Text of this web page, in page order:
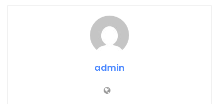
admin